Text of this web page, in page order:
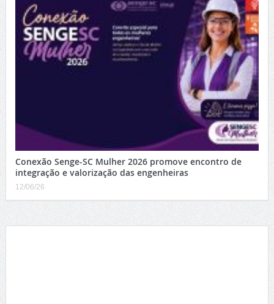
Conexão Senge-SC Mulher 2026 promove encontro de
integração e valorização das engenheiras
12/06/26